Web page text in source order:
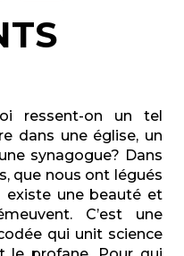
ressent-on un tel
dans une église, un
synagogue? Dans
que nous ont légués
existe une beauté et
C’est une
qui unit science